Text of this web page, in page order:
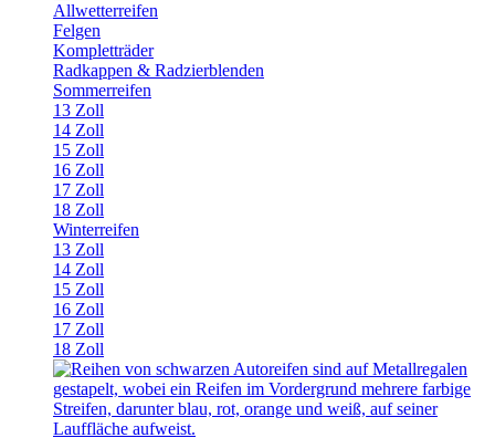
Allwetterreifen
Felgen
Kompletträder
Radkappen & Radzierblenden
Sommerreifen
13 Zoll
14 Zoll
15 Zoll
16 Zoll
17 Zoll
18 Zoll
Winterreifen
13 Zoll
14 Zoll
15 Zoll
16 Zoll
17 Zoll
18 Zoll